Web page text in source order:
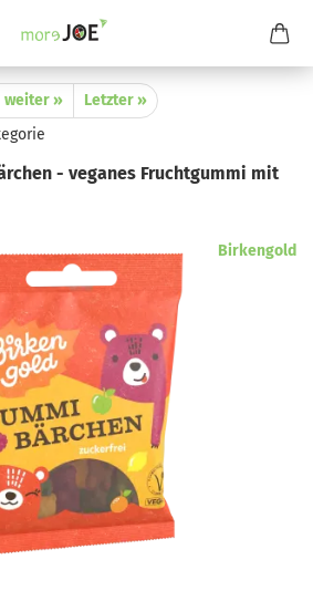
weiter »
Letzter »
- veganes Fruchtgummi mit
Birkengold